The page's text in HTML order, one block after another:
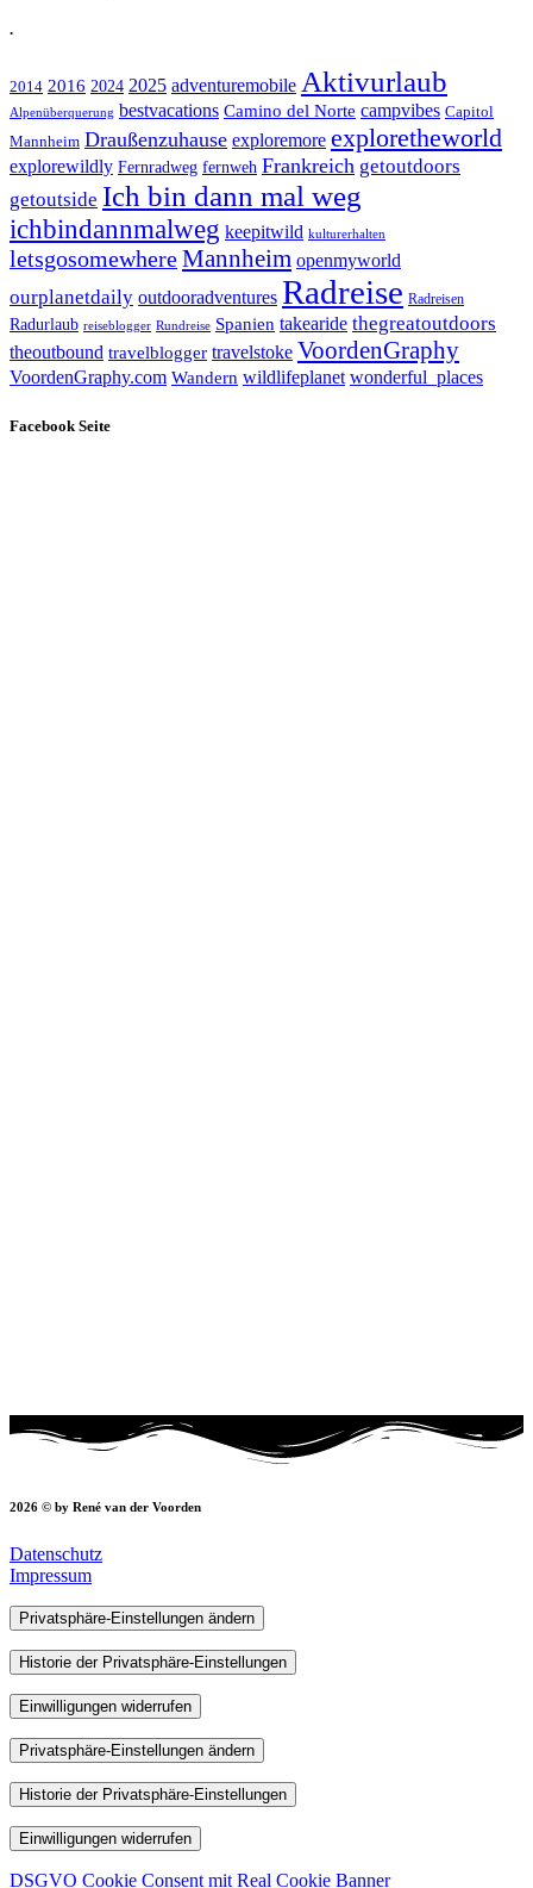
.
2014 2016 2024 2025 adventuremobile Aktivurlaub
Alpenüberquerung bestvacations Camino del Norte campvibes Capitol
Mannheim Draußenzuhause exploremore exploretheworld
explorewildly Fernradweg fernweh Frankreich getoutdoors
getoutside Ich bin dann mal weg
ichbindannmalweg keepitwild kulturerhalten
letsgosomewhereMannheim openmyworld
ourplanetdaily outdooradventures Radreise Radreisen
Radurlaub reiseblogger Rundreise Spanien takearide thegreatoutdoors
theoutbound travelblogger travelstoke VoordenGraphy
VoordenGraphy.com Wandern wildlifeplanet wonderful_places
Facebook Seite
2026 © by René van der Voorden
Datenschutz
Impressum
Privatsphäre-Einstellungen ändern
Historie der Privatsphäre-Einstellungen
Einwilligungen widerrufen
Privatsphäre-Einstellungen ändern
Historie der Privatsphäre-Einstellungen
Einwilligungen widerrufen
DSGVO Cookie Consent mit Real Cookie Banner